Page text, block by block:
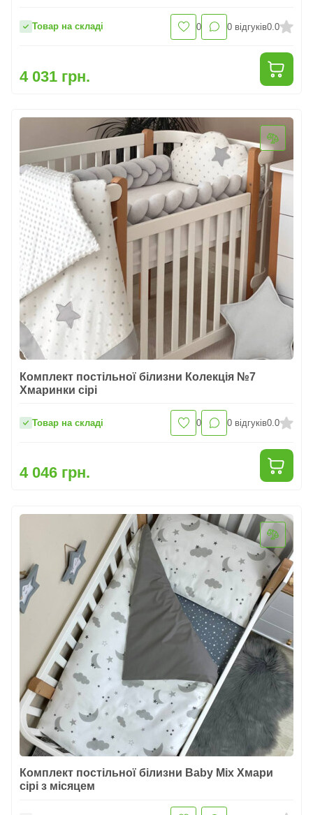
Товар на складі 0 0 відгуків0.0
4 031 грн.
Комплект постільної білизни Колекція №7
Хмаринки сірі
Товар на складі 0 0 відгуків0.0
4 046 грн.
Комплект постільної білизни Baby Mix Хмари
сірі з місяцем